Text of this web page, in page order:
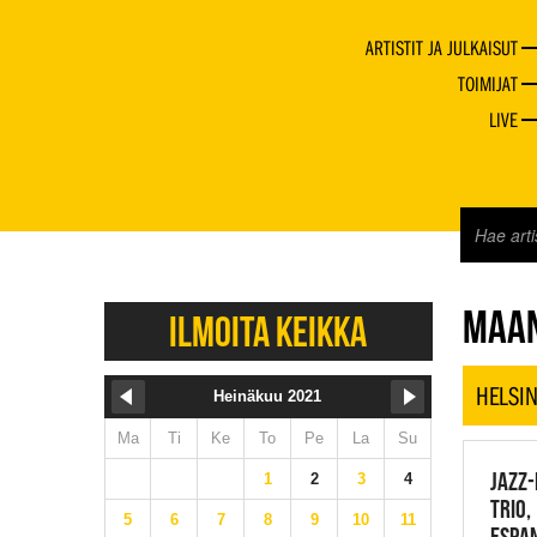
ARTISTIT JA JULKAISUT
TOIMIJAT
LIVE
ILMOITA KEIKKA
Heinäkuu 2021
Ma Ti Ke To Pe La Su
1 2 3 4
5 6 7 8 9 10 11
JAZZ
TRIO,